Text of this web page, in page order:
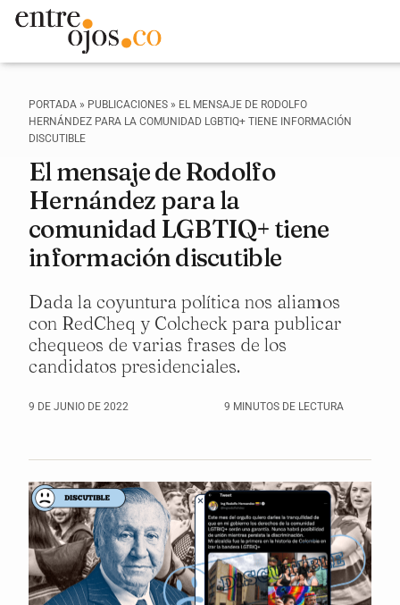
PORTADA » PUBLICACIONES » EL MENSAJE DE RODOLFO
HERNÁNDEZ PARA LA COMUNIDAD LGBTIQ+ TIENE INFORMACIÓN
DISCUTIBLE
El mensaje de Rodolfo
Hernández para la
comunidad LGBTIQ+ tiene
información discutible
Dada la coyuntura política nos aliamos
con RedCheq y Colcheck para publicar
chequeos de varias frases de los
candidatos presidenciales.
9 DE JUNIO DE 2022 9 MINUTOS DE LECTURA